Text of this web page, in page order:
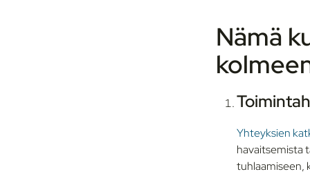
Nämä
Yhteyksien
havaitsemista
tuhlaamiseen,